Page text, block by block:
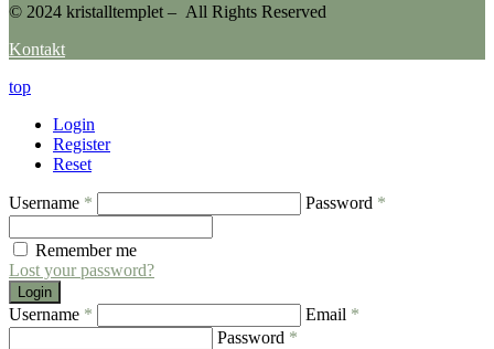
© 2024 kristalltemplet – All Rights Reserved
Kontakt
top
Login
Register
Reset
Username * Password *
Remember me
Lost your password?
Login
Username * Email *
Password *